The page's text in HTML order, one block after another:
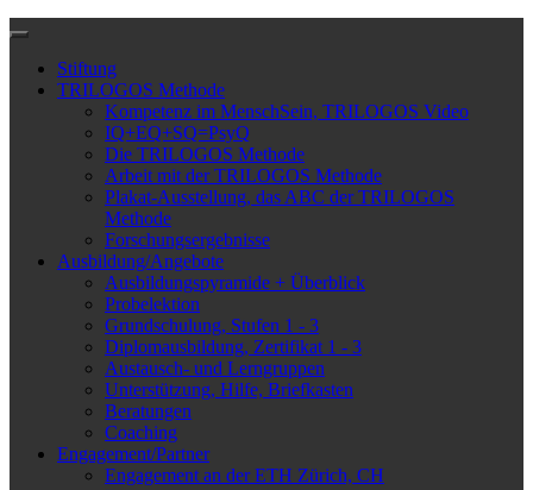
Stiftung
TRILOGOS Methode
Kompetenz im MenschSein, TRILOGOS Video
IQ+EQ+SQ=PsyQ
Die TRILOGOS Methode
Arbeit mit der TRILOGOS Methode
Plakat-Ausstellung, das ABC der TRILOGOS
Methode
Forschungsergebnisse
Ausbildung/Angebote
Ausbildungspyramide + Überblick
Probelektion
Grundschulung, Stufen 1 - 3
Diplomausbildung, Zertifikat 1 - 3
Austausch- und Lerngruppen
Unterstützung, Hilfe, Briefkasten
Beratungen
Coaching
Engagement/Partner
Engagement an der ETH Zürich, CH